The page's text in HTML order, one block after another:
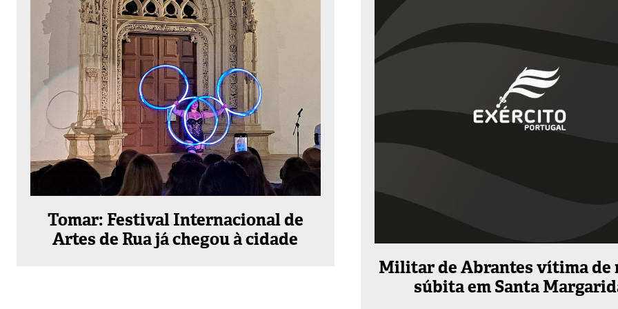
Tomar: Festival Internacional de
Artes de Rua já chegou à cidade
Militar de Abrantes vítima de
súbita em Santa